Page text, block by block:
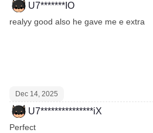
U7*******IO
realyy good also he gave me e extra
Dec 14, 2025
U7***************iX
Perfect